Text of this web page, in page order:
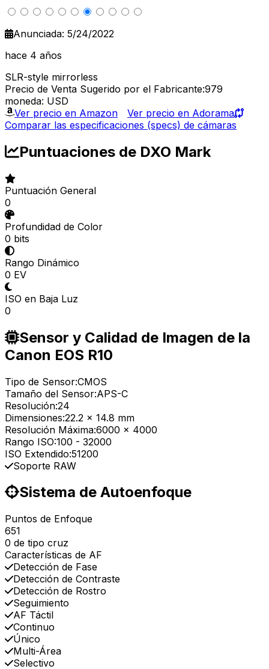
Anunciada: 5/24/2022
hace 4 años
SLR-style mirrorless
Precio de Venta Sugerido por el Fabricante:979
moneda: USD
Ver precio en Amazon
Ver precio en Adorama
Comparar las especificaciones (specs) de cámaras
Puntuaciones de DXO Mark
Puntuación General
0
Profundidad de Color
0 bits
Rango Dinámico
0 EV
ISO en Baja Luz
0
Sensor y Calidad de Imagen de la
Canon EOS R10
Tipo de Sensor:CMOS
Tamaño del Sensor:APS-C
Resolución:24
Dimensiones:22.2 x 14.8 mm
Resolución Máxima:6000 x 4000
Rango ISO:100 - 32000
ISO Extendido:51200
Soporte RAW
Sistema de Autoenfoque
Puntos de Enfoque
651
0 de tipo cruz
Características de AF
Detección de Fase
Detección de Contraste
Detección de Rostro
Seguimiento
AF Táctil
Continuo
Único
Multi-Área
Selectivo